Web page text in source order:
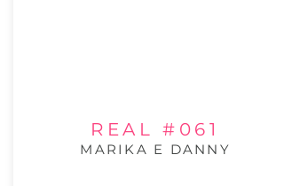
REAL #061
MARIKA E DANNY